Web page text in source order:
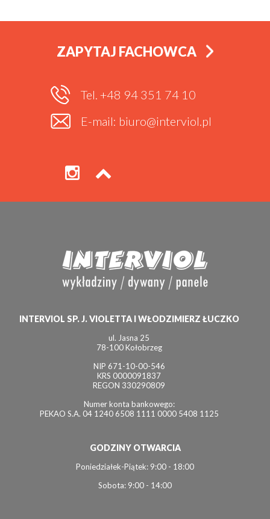
ZAPYTAJ FACHOWCA
Tel. +48 94 351 74 10
E-mail: biuro@interviol.pl
INTERVIOL SP. J. VIOLETTA I WŁODZIMIERZ ŁUCZKO
ul. Jasna 25
78-100 Kołobrzeg
NIP 671-10-00-546
KRS 0000091837
REGON 330290809
Numer konta bankowego:
PEKAO S.A. 04 1240 6508 1111 0000 5408 1125
GODZINY OTWARCIA
Poniedziałek-Piątek: 9:00 - 18:00
Sobota: 9:00 - 14:00